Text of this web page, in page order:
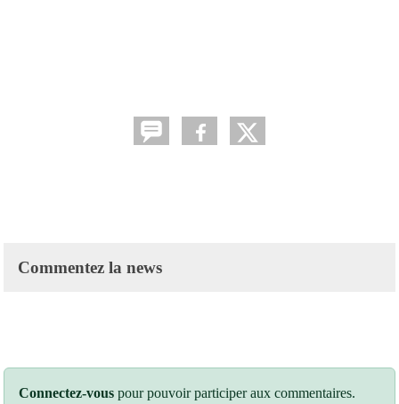
Commentez la news
Connectez-vous pour pouvoir participer aux commentaires.